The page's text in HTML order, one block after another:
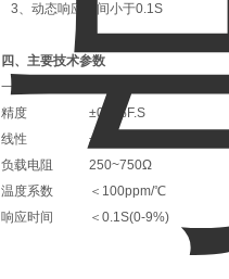
3、动态响应时间小于0.1S
四、主要技术参数
一般技术条件
精度
±0.2%F.S
线性
±0.1%F.S
负载电阻
250~750Ω
温度系数
＜100ppm/℃
响应时间
＜0.1S(0-9%)